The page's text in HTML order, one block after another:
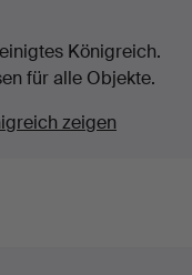
Königreich.
für alle Objekte.
zeigen